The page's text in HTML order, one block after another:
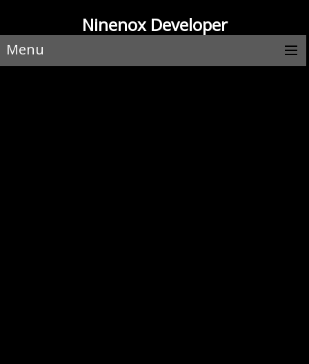
Ninenox Developer
Menu